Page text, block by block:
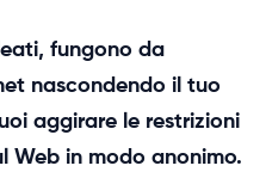
fungono da
nascondendo il tuo
aggirare le restrizioni
Web in modo anonimo.